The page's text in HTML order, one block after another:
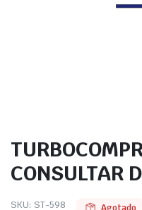
CONSULTAR
SKU: ST-598